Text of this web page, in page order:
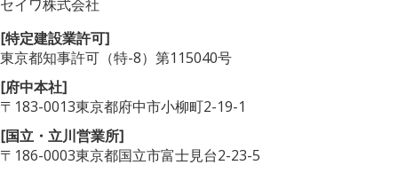
セイワ株式会社
[特定建設業許可]
東京都知事許可 （特-8）第115040号
[府中本社]
〒183-0013東京都府中市小柳町2-19-1
[国立・立川営業所]
〒186-0003東京都国立市富士見台2-23-5